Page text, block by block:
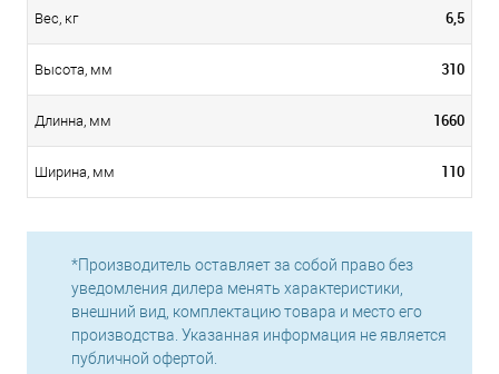
Вес, кг 6,5
Высота, мм 310
Длинна, мм 1660
Ширина, мм 110
*Производитель оставляет за собой право без
уведомления дилера менять характеристики,
внешний вид, комплектацию товара и место его
производства. Указанная информация не является
публичной офертой.